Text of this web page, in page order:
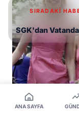
ANA SAYFA
SIRADAKİ
SGK'dan